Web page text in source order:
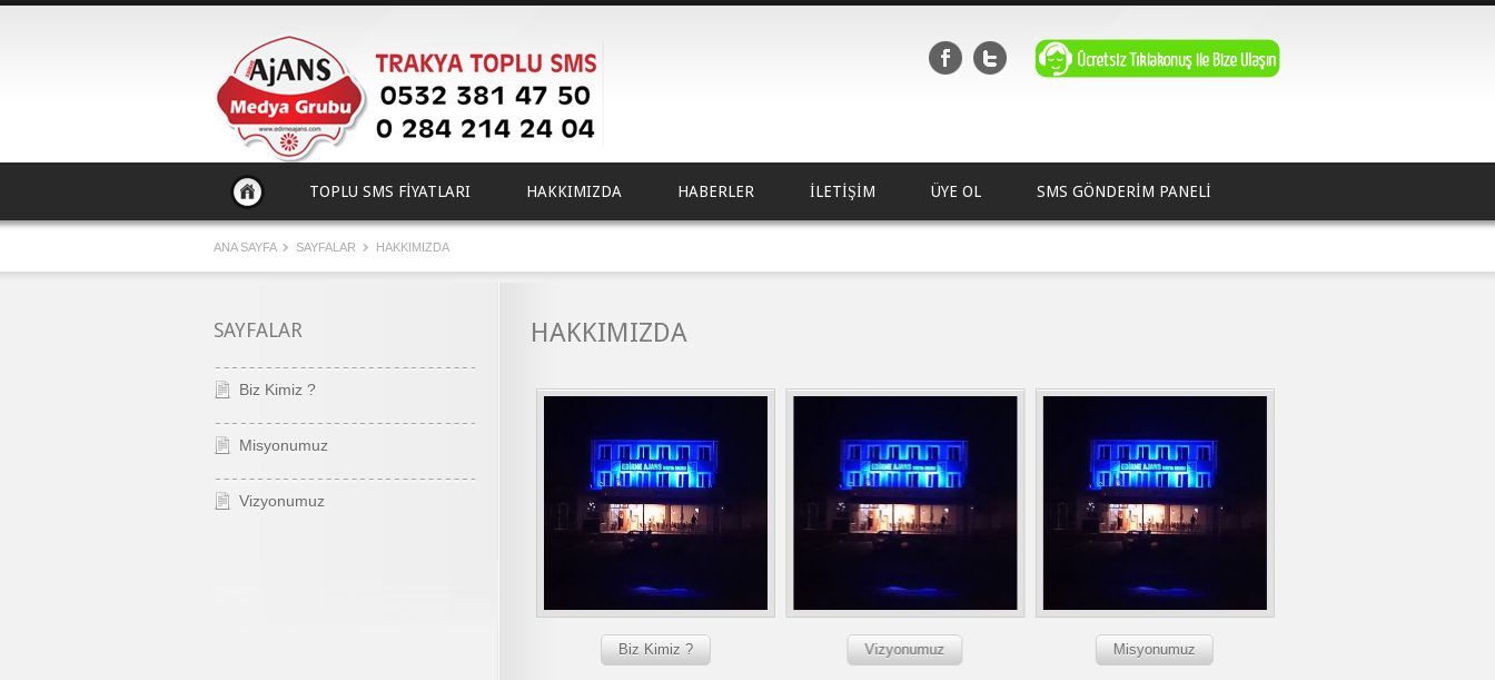
TOPLU SMS FİYATLARI HAKKIMIZDA HABERLER İLETİŞİM ÜYE OL SMS GÖNDERİM PANELİ
ANA SAYFA SAYFALAR HAKKIMIZDA
HAKKIMIZDA
Biz Kimiz ? Vizyonumuz Misyonumuz
SAYFALAR
Biz Kimiz ?
Misyonumuz
Vizyonumuz